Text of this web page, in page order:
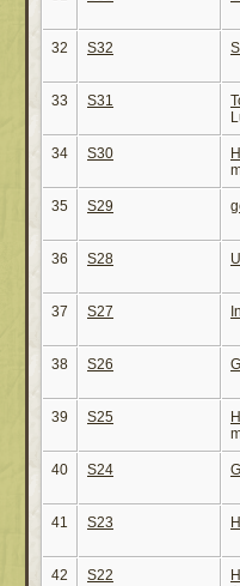
32 S32
33 S31
34 S30
35 S29
36 S28
37 S27
38 S26
39 S25
40 S24
41 S23
42 S22